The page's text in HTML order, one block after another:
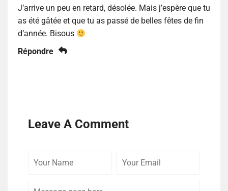
J’arrive un peu en retard, désolée. Mais j’espère que tu
as été gâtée et que tu as passé de belles fêtes de fin
d’année. Bisous
Répondre
Leave A Comment